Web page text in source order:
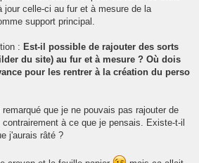
jour celle-ci au fur et à mesure de la
support principal.
: Est-il possible de rajouter des sorts
du site) au fur et à mesure ? Où dois
pour les rentrer à la création du perso
que je ne pouvais pas rajouter de
à ce que je pensais. Existe-t-il
j'aurais râté ?